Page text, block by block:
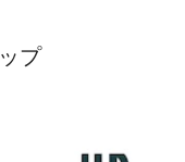
プ